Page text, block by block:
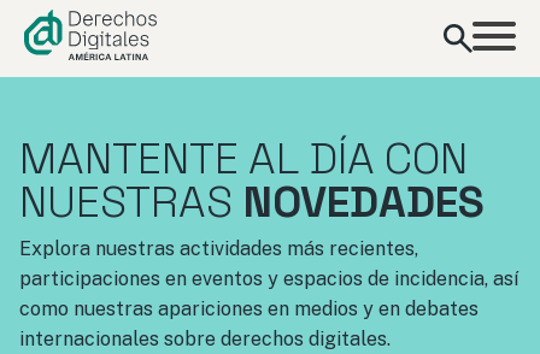
contenido
MANTENTE AL DÍA CON
NUESTRAS NOVEDADES
Explora nuestras actividades más recientes,
participaciones en eventos y espacios de incidencia, así
como nuestras apariciones en medios y en debates
internacionales sobre derechos digitales.